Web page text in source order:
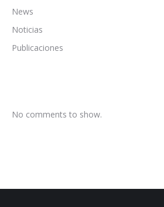
News
Noticias
Publicaciones
No comments to show.